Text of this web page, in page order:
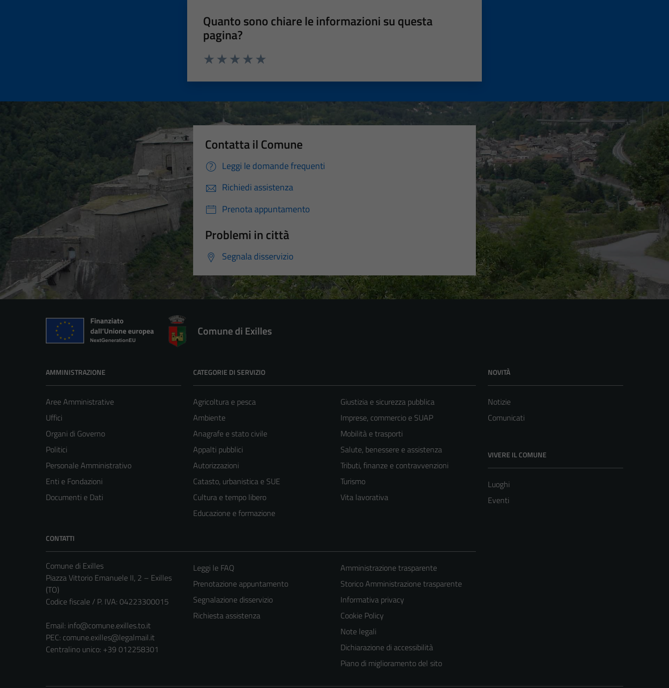
Quanto sono chiare le informazioni su questa
pagina?
Contatta il Comune
Leggi le domande frequenti
Richiedi assistenza
Prenota appuntamento
Problemi in città
Segnala disservizio
Comune di Exilles
AMMINISTRAZIONE
Aree Amministrative
Uffici
Organi di Governo
Politici
Personale Amministrativo
Enti e Fondazioni
Documenti e Dati
CATEGORIE DI SERVIZIO
Agricoltura e pesca
Ambiente
Anagrafe e stato civile
Appalti pubblici
Autorizzazioni
Catasto, urbanistica e SUE
Cultura e tempo libero
Educazione e formazione
Giustizia e sicurezza pubblica
Imprese, commercio e SUAP
Mobilità e trasporti
Salute, benessere e assistenza
Tributi, finanze e contravvenzioni
Turismo
Vita lavorativa
NOVITÀ
Notizie
Comunicati
VIVERE IL COMUNE
Luoghi
Eventi
CONTATTI
Comune di Exilles
Piazza Vittorio Emanuele II, 2 – Exilles
(TO)
Codice fiscale / P. IVA: 04223300015
Email: info@comune.exilles.to.it
PEC: comune.exilles@legalmail.it
Centralino unico: +39 012258301
Leggi le FAQ
Prenotazione appuntamento
Segnalazione disservizio
Richiesta assistenza
Amministrazione trasparente
Storico Amministrazione trasparente
Informativa privacy
Cookie Policy
Note legali
Dichiarazione di accessibilità
Piano di miglioramento del sito
Tecnici
Questi cookie
sono necessari
per il
funzionamento
del sito e non
possono